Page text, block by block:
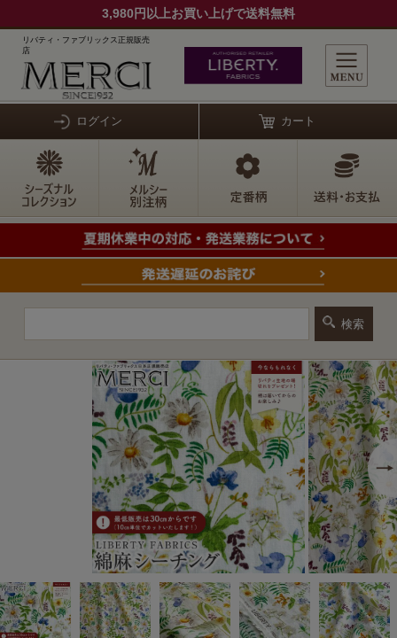
3,980円以上お買い上げで送料無料
リバティ・ファブリックス正規販売
店
ログイン カート